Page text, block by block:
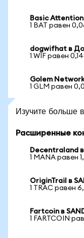
Basic
1 BAT равен
dogwifhat в
1 WIF равен
Golem
1 GLM равен
Изучите больше
Расширенные
Decentraland в
1 MANA равен
OriginTrail в
1 TRAC равен
Fartcoin в
1 FARTCOIN